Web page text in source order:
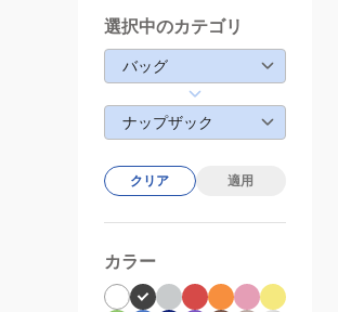
選択中のカテゴリ
バッグ
ナップザック
クリア 適用
カラー